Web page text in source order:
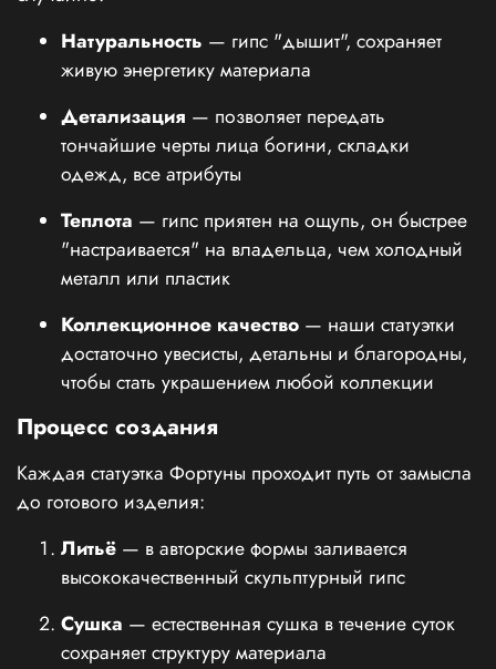
Натуральность — гипс "дышит", сохраняет
живую энергетику материала
Детализация — позволяет передать
тончайшие черты лица богини, складки
одежд, все атрибуты
Теплота — гипс приятен на ощупь, он быстрее
"настраивается" на владельца, чем холодный
металл или пластик
Коллекционное качество — наши статуэтки
достаточно увесисты, детальны и благородны,
чтобы стать украшением любой коллекции
Процесс создания
Каждая статуэтка Фортуны проходит путь от замысла
до готового изделия:
Литьё — в авторские формы заливается
высококачественный скульптурный гипс
Сушка — естественная сушка в течение суток
сохраняет структуру материала